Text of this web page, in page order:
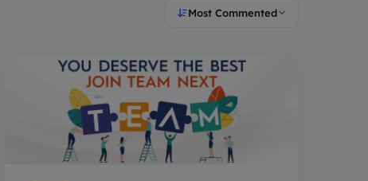
Most Commented